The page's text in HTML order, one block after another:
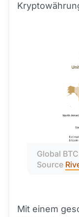
Global
Source
Mit einem